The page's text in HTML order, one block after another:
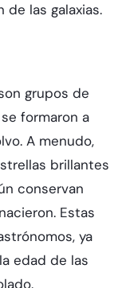
las galaxias.
grupos de
formaron a
A menudo,
brillantes
conservan
Estas
ya
edad de las